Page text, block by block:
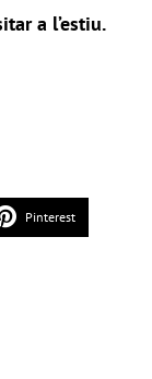
a l’estiu.
Pinterest